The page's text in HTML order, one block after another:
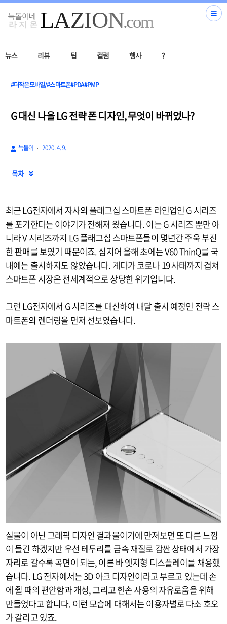
뉴스 리뷰 팁 컬럼 행사 ?
#더작은모바일/#스마트폰#PDA#PMP
G 대신 나올 LG 전략 폰 디자인, 무엇이 바뀌었나?
늑돌이 2020. 4. 9.
목차 
최근 LG전자에서 자사의 플래그십 스마트폰 라인업인 G 시리즈
를 포기한다는 이야기가 전해져 왔습니다. 이는 G 시리즈 뿐만 아
니라 V 시리즈까지 LG 플래그십 스마트폰들이 몇년간 주욱 부진
한 판매를 보였기 때문이죠. 심지어 올해 초에는 V60 ThinQ를 국
내에는 출시하지도 않았습니다. 게다가 코로나 19 사태까지 겹쳐
스마트폰 시장은 전세계적으로 상당한 위기입니다.
그런 LG전자에서 G 시리즈를 대신하여 내달 출시 예정인 전략 스
마트폰의 렌더링을 먼저 선보였습니다.
실물이 아닌 그래픽 디자인 결과물이기에 만져보면 또 다른 느낌
이 들긴 하겠지만 우선 테두리를 금속 재질로 감싼 상태에서 가장
자리로 갈수록 곡면이 되는, 이른 바 엣지형 디스플레이를 채용했
습니다. LG 전자에서는 3D 아크 디자인이라고 부르고 있는데 손
에 쥘 때의 편안함과 개성, 그리고 한손 사용의 자유로움을 위해
만들었다고 합니다. 이런 모습에 대해서는 이용자별로 다소 호오
가 갈리고 있죠.